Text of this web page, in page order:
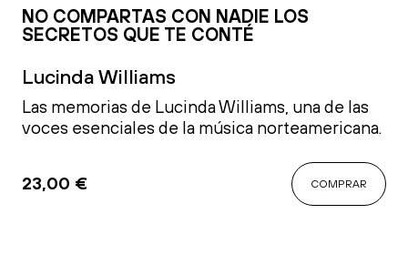
NO COMPARTAS CON NADIE LOS
SECRETOS QUE TE CONTÉ
Lucinda Williams
Las memorias de Lucinda Williams, una de las
voces esenciales de la música norteamericana.
23,00 € COMPRAR